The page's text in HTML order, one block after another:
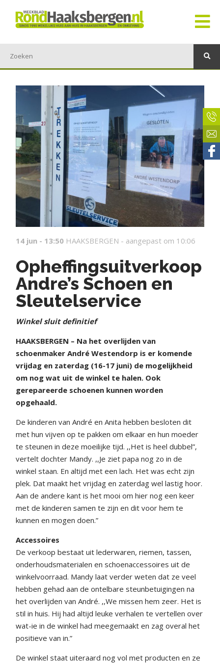
14 jun - 13:50 HAAKSBERGEN - aangepast om 10:06
Opheffingsuitverkoop
Andre’s Schoen en
Sleutelservice
Winkel sluit definitief
HAAKSBERGEN – Na het overlijden van
schoenmaker André Westendorp is er komende
vrijdag en zaterdag (16-17 juni) de mogelijkheid
om nog wat uit de winkel te halen. Ook
gerepareerde schoenen kunnen worden
opgehaald.
De kinderen van André en Anita hebben besloten dit
met hun vijven op te pakken om elkaar en hun moeder
te steunen in deze moeilijke tijd. ,,Het is heel dubbel”,
vertelt dochter Mandy. ,,Je ziet papa nog zo in de
winkel staan. En altijd met een lach. Het was echt zijn
plek. Dat maakt het vrijdag en zaterdag wel lastig hoor.
Aan de andere kant is het mooi om hier nog een keer
met de kinderen samen te zijn en dit voor hem te
kunnen en mogen doen.”
Accessoires
De verkoop bestaat uit lederwaren, riemen, tassen,
onderhoudsmaterialen en schoenaccessoires uit de
winkelvoorraad. Mandy laat verder weten dat ze veel
hebben gehad aan de ontelbare steunbetuigingen na
het overlijden van André. ,,We missen hem zeer. Het is
stil in huis. Hij had altijd leuke verhalen te vertellen over
wat-ie in de winkel had meegemaakt en zag overal het
positieve van in.”
De winkel staat uiteraard nog vol met producten en ze